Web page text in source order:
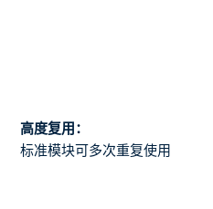
高度复用：
标准模块可多次重复使用